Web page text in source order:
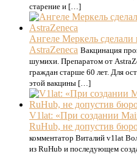
старение и […]
Ангеле Меркель
AstraZeneca Вакцинация
шумихи. Препаратом от
граждан старше 60 лет. Для
этой вакцины […]
V1lat: «При создании
RuHub, не допустив
комментатор Виталий v1lat
из RuHub и последующем